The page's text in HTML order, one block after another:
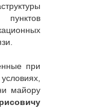
при
майору